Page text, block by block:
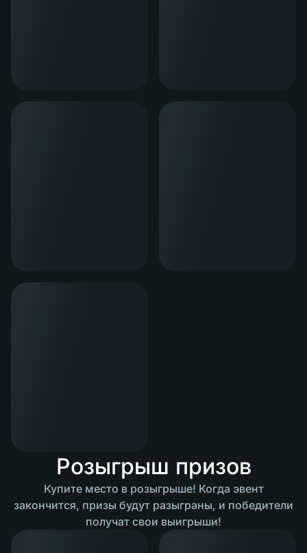
Розыгрыш призов
Купите место в розыгрыше! Когда эвент
закончится, призы будут разыграны, и победители
получат свои выигрыши!